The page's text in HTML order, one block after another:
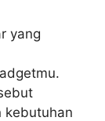
yang
kebutuhan